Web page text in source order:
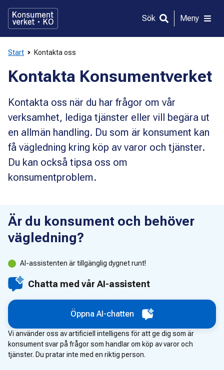
direkt
innehållet
Sök Meny
Start Kontakta oss
Kontakta Konsumentverket
Kontakta oss när du har frågor om vår
verksamhet, lediga tjänster eller vill begära ut
en allmän handling. Du som är konsument kan
få vägledning kring köp av varor och tjänster.
Du kan också tipsa oss om
konsumentproblem.
Är du konsument och behöver
vägledning?
AI-assistenten är tillgänglig dygnet runt!
Chatta med vår AI-assistent
Öppna AI-chatten
Vi använder oss av artificiell intelligens för att ge dig som är
konsument svar på frågor som handlar om köp av varor och
tjänster. Du pratar inte med en riktig person.